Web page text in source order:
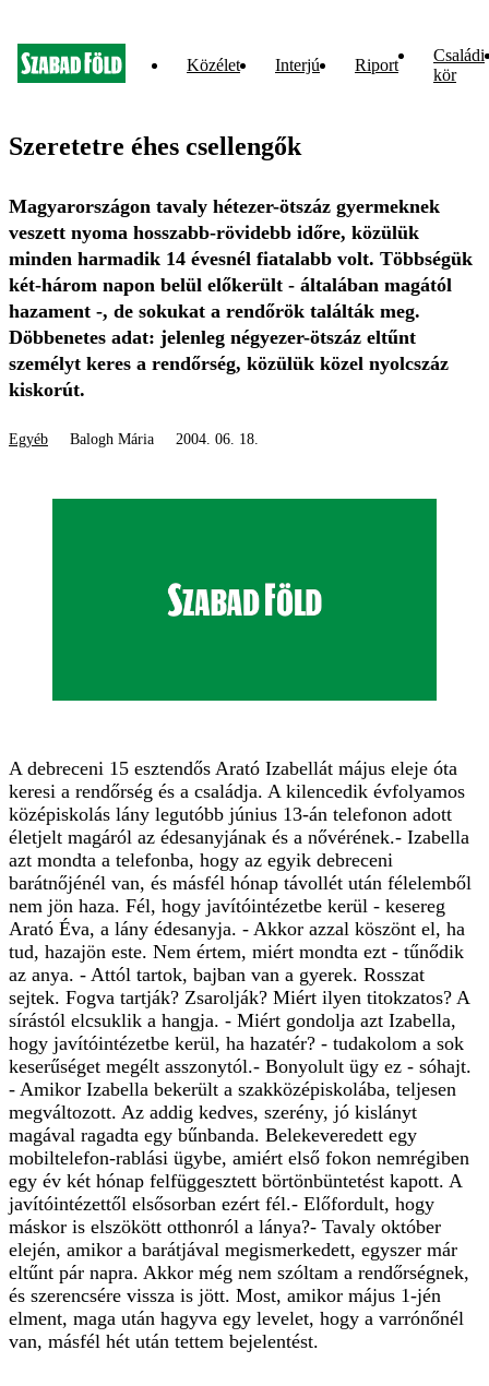
Közélet Interjú Riport
Családi
kör
Szeretetre éhes csellengők
Magyarországon tavaly hétezer-ötszáz gyermeknek
veszett nyoma hosszabb-rövidebb időre, közülük
minden harmadik 14 évesnél fiatalabb volt. Többségük
két-három napon belül előkerült - általában magától
hazament -, de sokukat a rendőrök találták meg.
Döbbenetes adat: jelenleg négyezer-ötszáz eltűnt
személyt keres a rendőrség, közülük közel nyolcszáz
kiskorút.
Egyéb Balogh Mária 2004. 06. 18.
A debreceni 15 esztendős Arató Izabellát május eleje óta
keresi a rendőrség és a családja. A kilencedik évfolyamos
középiskolás lány legutóbb június 13-án telefonon adott
életjelt magáról az édesanyjának és a nővérének.- Izabella
azt mondta a telefonba, hogy az egyik debreceni
barátnőjénél van, és másfél hónap távollét után félelemből
nem jön haza. Fél, hogy javítóintézetbe kerül - kesereg
Arató Éva, a lány édesanyja. - Akkor azzal köszönt el, ha
tud, hazajön este. Nem értem, miért mondta ezt - tűnődik
az anya. - Attól tartok, bajban van a gyerek. Rosszat
sejtek. Fogva tartják? Zsarolják? Miért ilyen titokzatos? A
sírástól elcsuklik a hangja. - Miért gondolja azt Izabella,
hogy javítóintézetbe kerül, ha hazatér? - tudakolom a sok
keserűséget megélt asszonytól.- Bonyolult ügy ez - sóhajt.
- Amikor Izabella bekerült a szakközépiskolába, teljesen
megváltozott. Az addig kedves, szerény, jó kislányt
magával ragadta egy bűnbanda. Belekeveredett egy
mobiltelefon-rablási ügybe, amiért első fokon nemrégiben
egy év két hónap felfüggesztett börtönbüntetést kapott. A
javítóintézettől elsősorban ezért fél.- Előfordult, hogy
máskor is elszökött otthonról a lánya?- Tavaly október
elején, amikor a barátjával megismerkedett, egyszer már
eltűnt pár napra. Akkor még nem szóltam a rendőrségnek,
és szerencsére vissza is jött. Most, amikor május 1-jén
elment, maga után hagyva egy levelet, hogy a varrónőnél
van, másfél hét után tettem bejelentést.